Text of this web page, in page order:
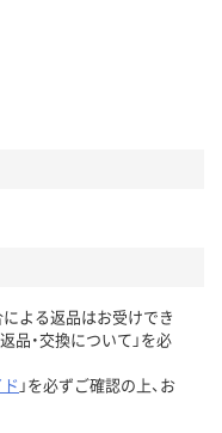
による返品はお受けでき
品・交換について」を必
」を必ずご確認の上、お